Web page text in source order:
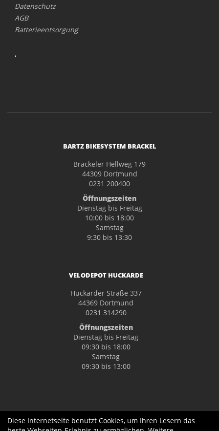
Datenschutz
AGB
Batterieentsorgung
.
BARTZ BIKESYSTEM BRACKEL
Brackeler Hellweg 179
44309 Dortmund
0231 200400
Öffnungszeiten
Dienstag bis Freitag
10:00 bis 18:00
Samstag
9:30 bis 13:30
VELODEPOT HUCKARDE
Huckarder Straße 337
44369 Dortmund
0231 314290
Öffnungszeiten
Dienstag bis Freitag
09:30 bis 18:00
Samstag
09:30 bis 13:00
Diese Internetseite benutzt Cookies, um Ihren Lesern das